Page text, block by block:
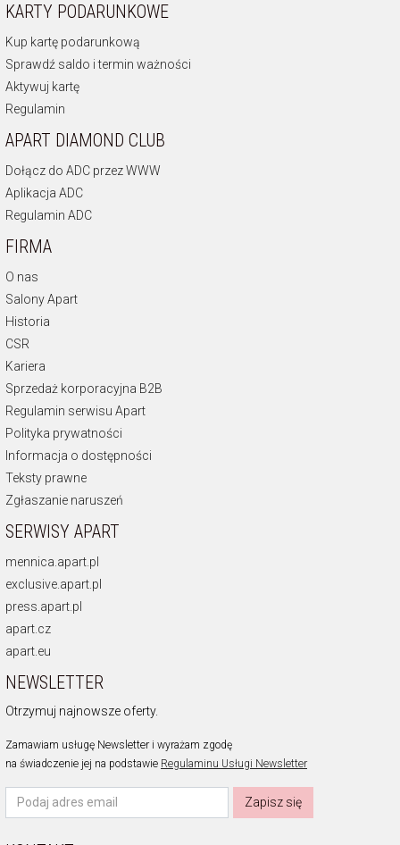
KARTY PODARUNKOWE
Kup kartę podarunkową
Sprawdź saldo i termin ważności
Aktywuj kartę
Regulamin
APART DIAMOND CLUB
Dołącz do ADC przez WWW
Aplikacja ADC
Regulamin ADC
FIRMA
O nas
Salony Apart
Historia
CSR
Kariera
Sprzedaż korporacyjna B2B
Regulamin serwisu Apart
Polityka prywatności
Informacja o dostępności
Teksty prawne
Zgłaszanie naruszeń
SERWISY APART
mennica.apart.pl
exclusive.apart.pl
press.apart.pl
apart.cz
apart.eu
NEWSLETTER
Otrzymuj najnowsze oferty.
Zamawiam usługę Newsletter i wyrażam zgodę
na świadczenie jej na podstawie Regulaminu Usługi Newsletter
Zapisz się